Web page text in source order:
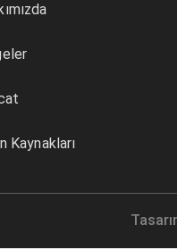
Kaynakları